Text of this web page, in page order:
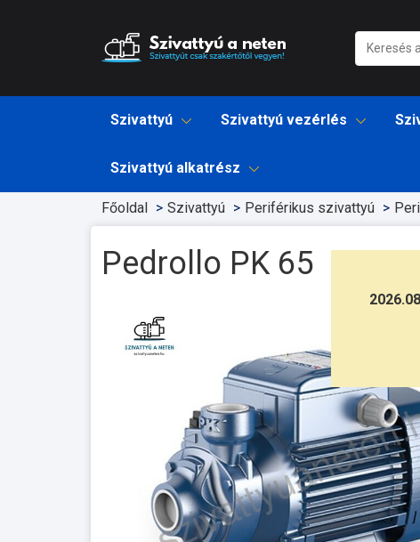
Szivattyú Szivattyú vezérlés
Szivattyú alkatrész
Főoldal Szivattyú Periférikus szivattyú
Pedrollo PK 65